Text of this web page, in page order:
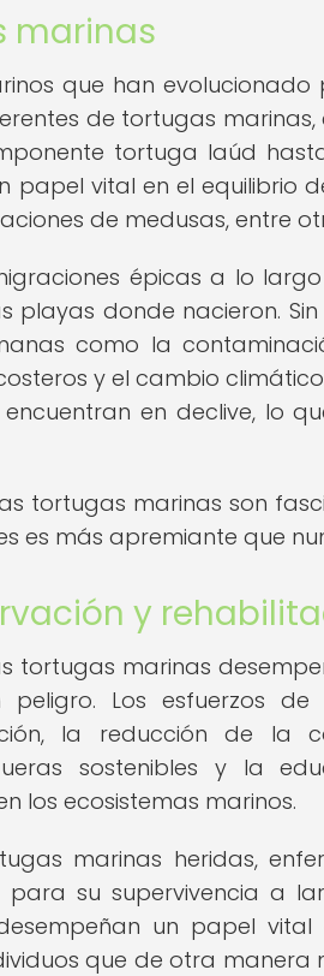
marinas
que han
de tortugas
tortuga laúd
papel vital en el equilibrio
de medusas, entre
épicas a lo
donde nacieron.
como la
y el cambio
en declive, lo
tortugas marinas son
es más apremiante que
y
tortugas marinas
Los esfuerzos de
la reducción de la
sostenibles y la
los ecosistemas marinos.
marinas heridas,
su supervivencia a
un papel
que de otra manera